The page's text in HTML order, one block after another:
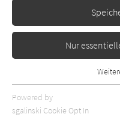
Nur
Essentielle Cookies werden
Webseite benötigt. Dadurch
Powered by
sgalinski Cookie Opt In